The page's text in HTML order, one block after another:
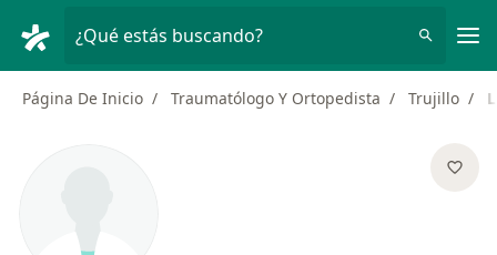
¿Qué estás buscando?
Página De Inicio Traumatólogo Y Ortopedista Trujillo